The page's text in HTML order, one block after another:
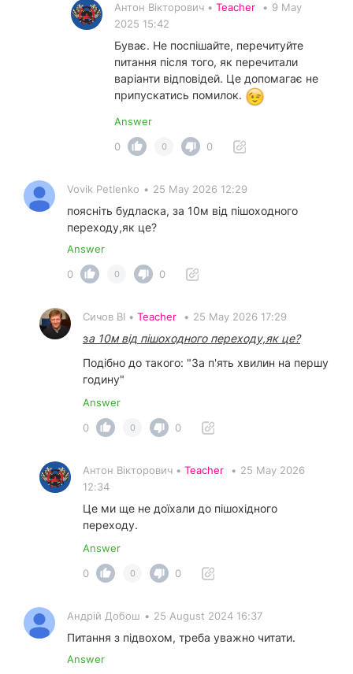
Антон Вікторович • Teacher • 9 May
2025 15:42
Буває. Не поспішайте, перечитуйте
питання після того, як перечитали
варіанти відповідей. Це допомагає не
припускатись помилок.
Answer
0
0 0
Vovik Petlenko • 25 May 2026 12:29
поясніть будласка, за 10м від пішоходного
переходу,як це?
Answer
0
0 0
Сичов ВІ • Teacher • 25 May 2026 17:29
за 10м від пішоходного переходу,як це?
Подібно до такого: "За п'ять хвилин на першу
годину"
Answer
0
0 0
Антон Вікторович • Teacher • 25 May 2026
12:34
Це ми ще не доїхали до пішохідного
переходу.
Answer
0
0 0
Андрій Добош • 25 August 2024 16:37
Питання з підвохом, треба уважно читати.
Answer